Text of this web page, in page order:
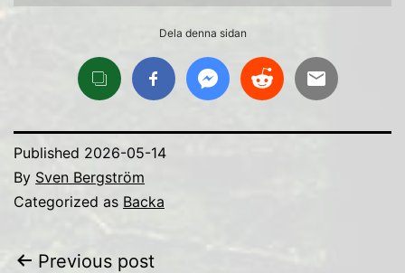
Dela denna sidan
Published 2026-05-14
By Sven Bergström
Categorized as Backa
Inläggsnavigering
Previous post